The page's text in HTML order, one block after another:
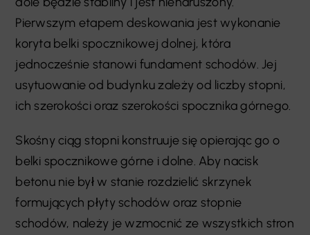
Pierwszym etapem deskowania jest wykonanie
koryta belki spocznikowej dolnej, która
jednocześnie stanowi fundament schodów. Jej
usytuowanie od budynku zależy od liczby stopni,
ich szerokości oraz szerokości spocznika górnego.
Skośny ciąg stopni konstruuje się opierając go o
belki spocznikowe górne i dolne. Aby nacisk
betonu nie był w stanie rozdzielić skrzynek
formujących płyty schodów oraz stopnie
schodów, należy je wzmocnić ze wszystkich stron